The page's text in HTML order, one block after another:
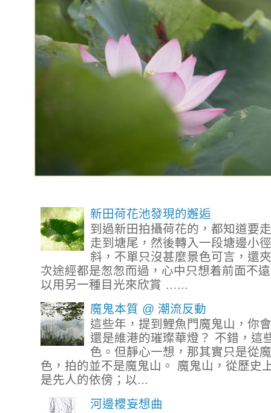
新田荷花池發現的邂逅
到過新田拍攝荷花的，都知道要
走到塘尾，然後轉入一段塘邊小
斜，不單只沒甚麼景色可言，還
次途經都是怱怱而過，心中只想着前面不
以用另一種目光來欣賞 …...
魔鬼本質 @ 潮流反動
這些年，提到鯉魚門魔鬼山，你
還是維港的璀璨華燈？ 不錯，這
色。但靜心一想，那其實只是從
色，拍的並不是魔鬼山。 魔鬼山，從歷史
是先人的依傍；以...
河邊櫻妄想曲